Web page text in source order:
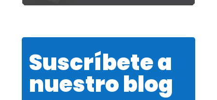
Suscríbete a
nuestro blog